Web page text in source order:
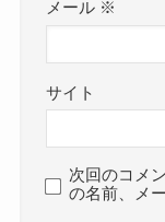
メール ※
サイト
次回のコメ
の名前、メ